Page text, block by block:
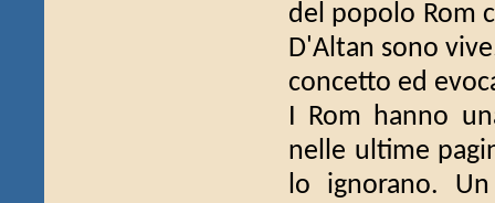
del popolo Rom
D'Altan sono
concetto ed
I Rom hanno
nelle ultime
lo ignorano.